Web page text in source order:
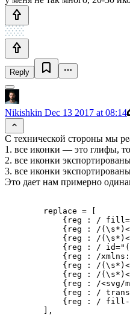
Reply
Nikishkin Dec 13 2017 at 08:14
С технической стороны мы
1. все иконки — это глифы,
2. все иконки
3. все иконки
Это дает нам примерно
        replace = [
{reg : /
{reg : /
{reg : /
{reg : /
{reg : /
{reg : /
{reg : /
{reg : /<svg/
{reg : /
{reg : /